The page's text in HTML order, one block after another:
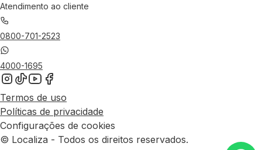
Atendimento ao cliente
0800-701-2523
4000-1695
Termos de uso
Políticas de privacidade
Configurações de cookies
© Localiza - Todos os direitos reservados.